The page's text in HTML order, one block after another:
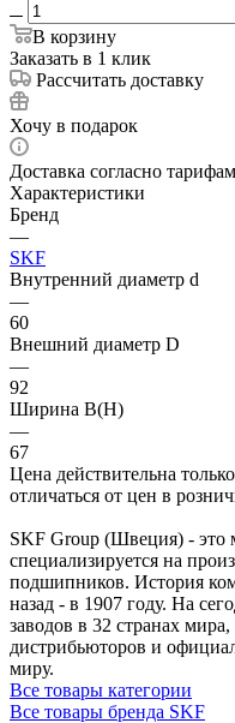
В корзину
Заказать в 1 клик
Рассчитать доставку
Хочу в подарок
Доставка согласно
Характеристики
Бренд
—
SKF
Внутренний диаметр d
—
60
Внешний диаметр D
—
92
Ширина B(H)
—
67
Цена действительна
отличаться от цен в
SKF Group (Швеция) - это
специализируется на
подшипников. История
назад - в 1907 году. На
заводов в 32 странах
дистрибьюторов и
миру.
Все товары категории
Все товары бренда SKF